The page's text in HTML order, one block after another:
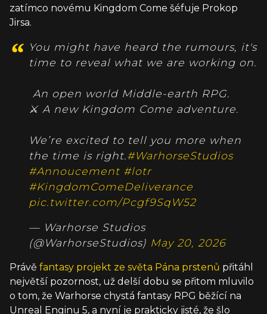
zatímco novému Kingdom Come šéfuje Prokop
Jirsa.
You might have heard the rumours, it's
time to reveal what we are working on.
️ An open world Middle-earth RPG.
⚔️ A new Kingdom Come adventure.
We’re excited to tell you more when
the time is right.#WarhorseStudios
#Annoucement #lotr
#KingdomComeDeliverance
pic.twitter.com/Pcgf9SqW52
— Warhorse Studios
(@WarhorseStudios) May 20, 2026
Právě fantasy projekt ze světa Pána prstenů přitáhl
největší pozornost, už delší dobu se přitom mluvilo
o tom, že Warhorse chystá fantasy RPG běžící na
Unreal Enginu 5, a nyní je prakticky jisté, že šlo